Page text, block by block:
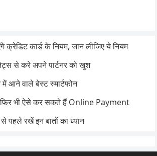
कार्ड के नियम, जान लीजिए ये नियम
से करे अपने पार्टनर को खुश
आने वाले बेस्ट स्मार्टफोन
भी ऐसे कर सकते हैं Online Payment
पहले रखें इन बातों का ध्यान